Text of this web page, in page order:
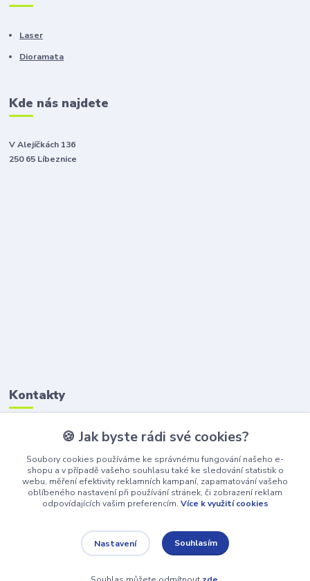
Laser
Dioramata
Kde nás najdete
V Alejíčkách 136
250 65 Líbeznice
Kontakty
(Po-Pá, 8-16 hod.)
awepe@atelier-wepe.cz
🍪 Jak byste rádi své cookies?
Soubory cookies používáme ke správnému fungování našeho e-
shopu a v případě vašeho souhlasu také ke sledování statistik o
webu, měření efektivity reklamních kampaní, zapamatování vašeho
oblíbeného nastavení při používání stránek, či zobrazení reklam
odpovídajících vašim preferencím. Více k využití cookies
Nastavení Souhlasím